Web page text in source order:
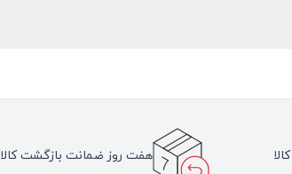
هفت روز ضمانت بازگشت کالا